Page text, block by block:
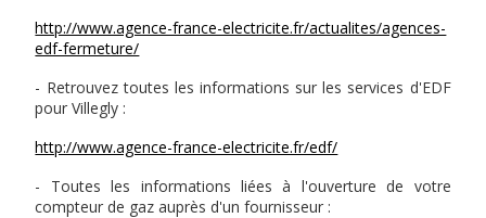
http://www.agence-france-electricite.fr/actualites/agences-
edf-fermeture/
- Retrouvez toutes les informations sur les services d'EDF
pour Villegly :
http://www.agence-france-electricite.fr/edf/
- Toutes les informations liées à l'ouverture de votre
compteur de gaz auprès d'un fournisseur :